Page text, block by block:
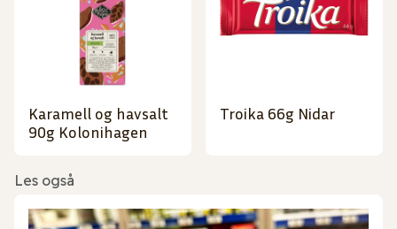
Karamell og havsalt
90g Kolonihagen
Troika 66g Nidar
Les også